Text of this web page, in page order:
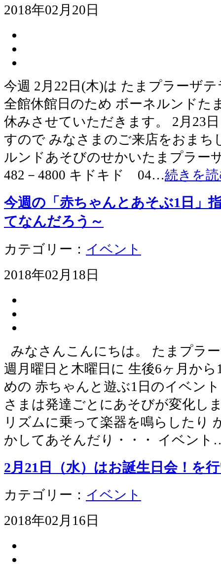
2018年02月20日
今週 2月22日(木)は たまプラーザ
全館休館日のため ボーネルンドた
休みさせていただきます。 2月23
すので みなさまのご来店をおまち
ルンドあそびのせかいたまプラー
482－4800 キドキド 04…続きを
今週の「赤ちゃんとあそぶ1日」
てなんだろう～
カテゴリー： イベント
2018年02月18日
みなさんこんにちは。 たまプラ
週月曜日と木曜日に 生後6ヶ月か
めの 赤ちゃんと遊ぶ1日のイベン
さまは発達ごとにあそびが変化し
リズムに乗って楽器を鳴らしたり
かしてあそんだり・・・ イベン
2月21日（水）はお誕生日会！を
カテゴリー： イベント
2018年02月16日